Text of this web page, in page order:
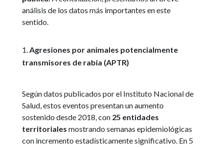
análisis de los datos más importantes en este
sentido.
Agresiones por animales potencialmente
transmisores de rabia (APTR)
Según datos publicados por el Instituto Nacional de
Salud, estos eventos presentan un aumento
sostenido desde 2018, con 25 entidades
territoriales mostrando semanas epidemiológicas
con incremento estadísticamente significativo. En 5